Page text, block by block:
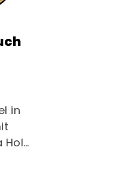
in
Hol…